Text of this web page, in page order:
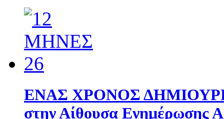
ΕΝΑΣ ΧΡΟΝΟΣ
στην Αίθουσα Ενημέρωσης